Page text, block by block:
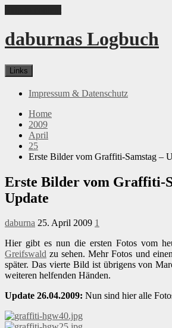
daburnas Logbuch
Links
Impressum & Datenschutz
Home
2009
April
25
Erste Bilder vom Graffiti-Samstag –
Erste Bilder vom Graffiti-
Update
daburna 25. April 2009 1
Hier gibt es nun die ersten Fotos vom
Greifswald zu sehen. Mehr Fotos und
später. Das vierte Bild ist übrigens von
weiteren helfenden Händen.
Update 26.04.2009: Nun sind hier alle